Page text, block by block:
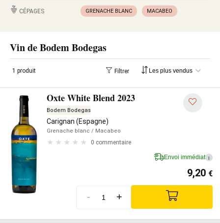
CÉPAGES GRENACHE BLANC MACABEO
Vin de Bodem Bodegas
1 produit Filtrer
Oxte White Blend 2023
Bodem Bodegas
Carignan (Espagne)
Grenache blanc / Macabeo
0 commentaire
Envoi immédiat i
9,20 €
- +